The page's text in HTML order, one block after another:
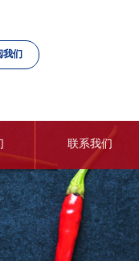
我们
区
联系我们
联系方式
辣椒伙伴招募